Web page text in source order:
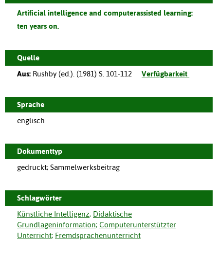
Artificial intelligence and computerassisted learning:
ten years on.
Quelle
Aus: Rushby (ed.). (1981) S. 101-112 Verfügbarkeit
Sprache
englisch
Dokumenttyp
gedruckt; Sammelwerksbeitrag
Schlagwörter
Künstliche Intelligenz; Didaktische
Grundlageninformation; Computerunterstützter
Unterricht; Fremdsprachenunterricht